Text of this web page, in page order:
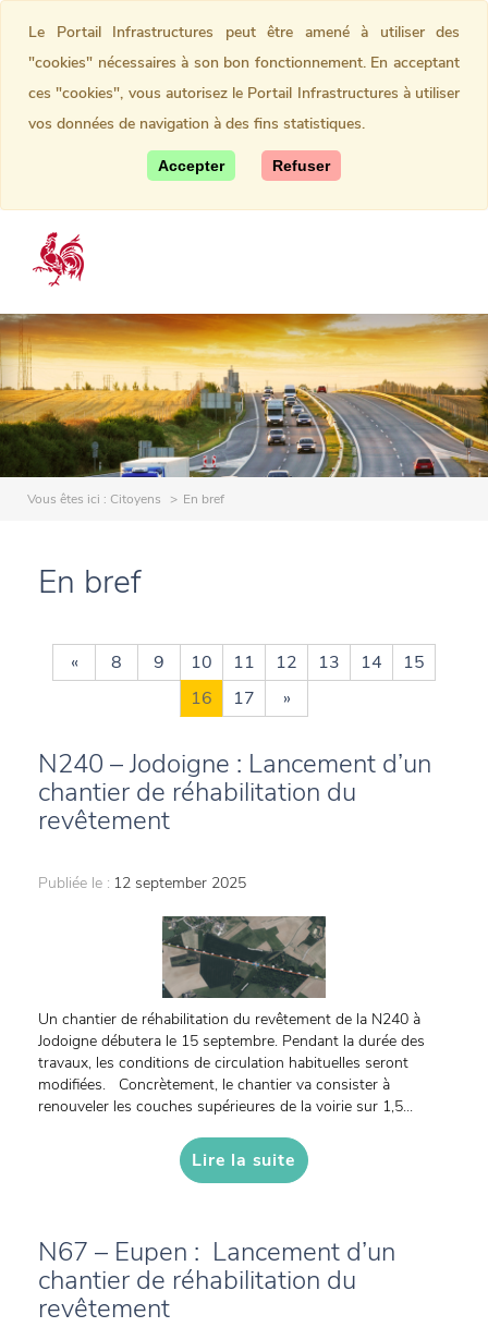
Vous êtes ici : Citoyens En bref
En bref
« 8 9 10 11 12 13 14
15
16
17 »
N240 – Jodoigne : Lancement d’un
chantier de réhabilitation du
revêtement
Publiée le : 12 september 2025
Un chantier de réhabilitation du revêtement de la N240 à
Jodoigne débutera le 15 septembre. Pendant la durée des
travaux, les conditions de circulation habituelles seront
modifiées. Concrètement, le chantier va consister à
renouveler les couches supérieures de la voirie sur 1,5...
Lire la suite
N67 – Eupen : Lancement d’un
chantier de réhabilitation du
revêtement
Le Portail Infrastructures peut être amené à utiliser des
"cookies" nécessaires à son bon fonctionnement. En acceptant
ces "cookies", vous autorisez le Portail Infrastructures à utiliser
vos données de navigation à des fins statistiques.
Accepter Refuser